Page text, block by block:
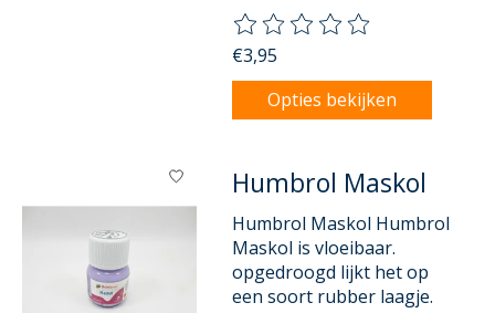
De beoordeling van dit
€3,95
Opties bekijken
Humbrol Maskol
Humbrol Maskol Humbrol
Maskol is vloeibaar.
opgedroogd lijkt het op
een soort rubber laagje.